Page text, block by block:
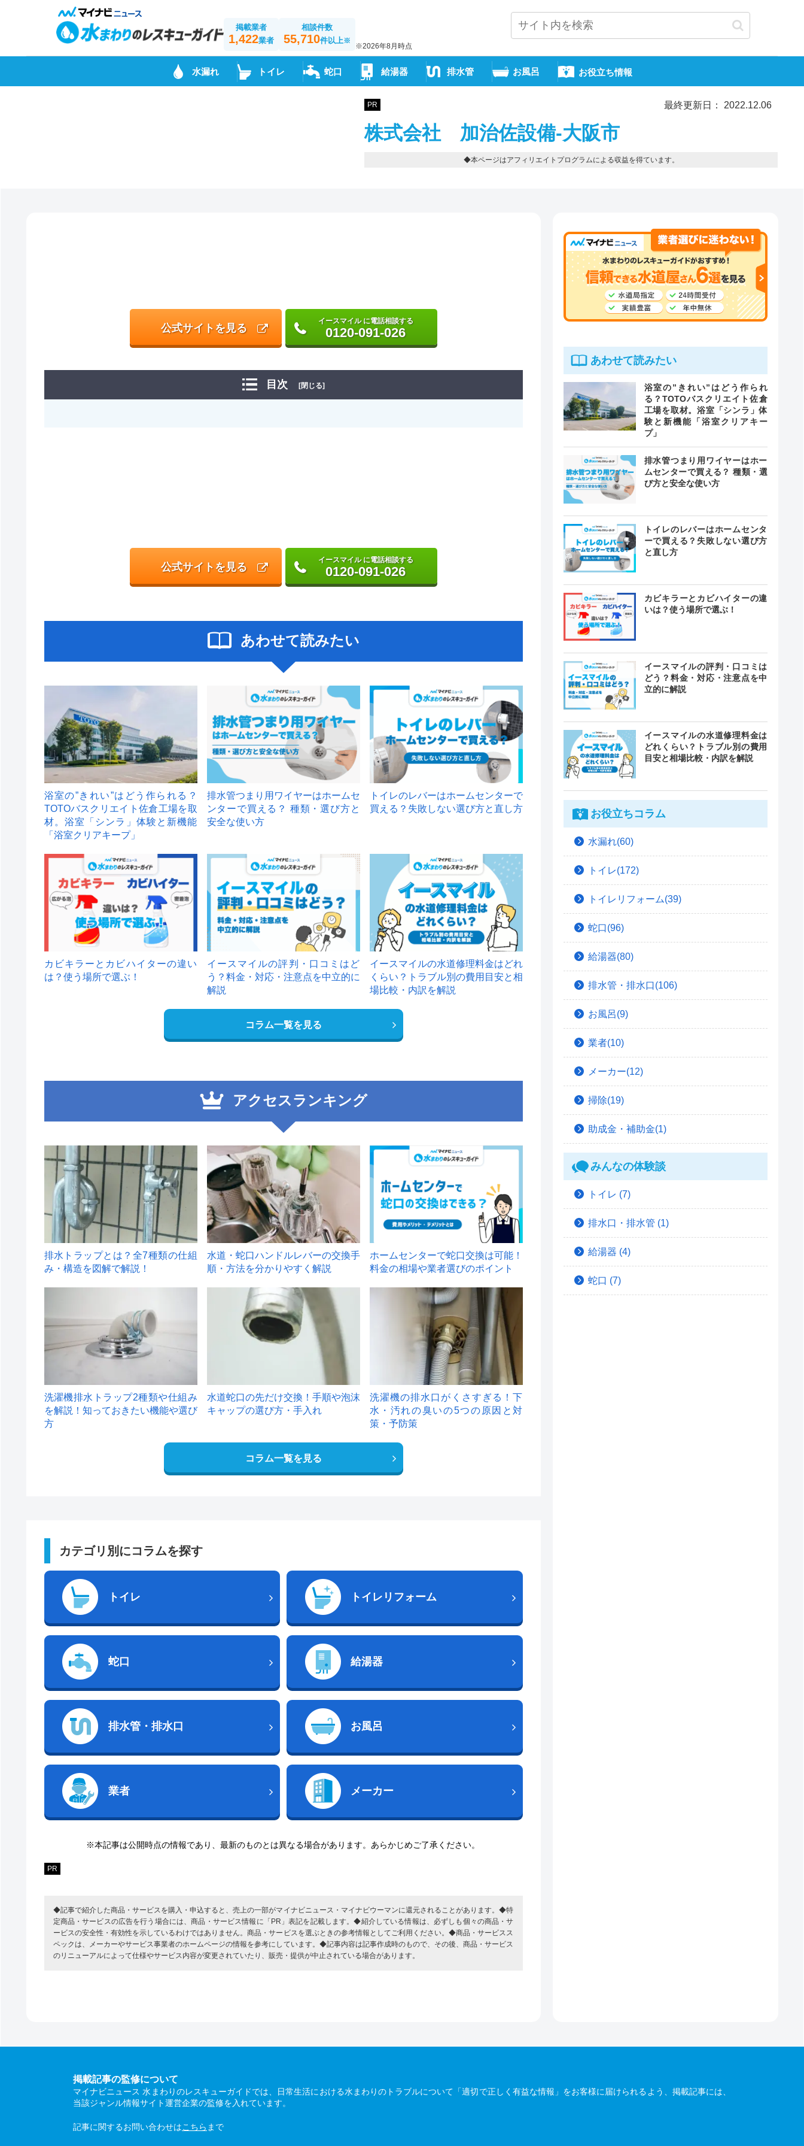
掲載業者
1,422業者
相談件数
55,710件以上※
※2026年8月時点
水漏れ トイレ 蛇口 給湯器 排水管 お風呂 お役立ち情報
PR 最終更新日： 2022.12.06
株式会社 加治佐設備-大阪市
◆本ページはアフィリエイトプログラムによる収益を得ています。
公式サイトを見る
イースマイル に電話相談する
0120-091-026
目次 [閉じる]
公式サイトを見る
イースマイル に電話相談する
0120-091-026
あわせて読みたい
浴室の”きれい”はどう作られる？
TOTOバスクリエイト佐倉工場を取
材。浴室「シンラ」体験と新機能
「浴室クリアキープ」
排水管つまり用ワイヤーはホームセ
ンターで買える？ 種類・選び方と
安全な使い方
トイレのレバーはホームセンターで
買える？失敗しない選び方と直し方
カビキラーとカビハイターの違い
は？使う場所で選ぶ！
イースマイルの評判・口コミはど
う？料金・対応・注意点を中立的に
解説
イースマイルの水道修理料金はどれ
くらい？トラブル別の費用目安と相
場比較・内訳を解説
コラム一覧を見る
アクセスランキング
1
排水トラップとは？全7種類の仕組
み・構造を図解で解説！
2
水道・蛇口ハンドルレバーの交換手
順・方法を分かりやすく解説
ホームセンターで蛇口交換は可能！
料金の相場や業者選びのポイント
洗濯機排水トラップ2種類や仕組み
を解説！知っておきたい機能や選び
方
水道蛇口の先だけ交換！手順や泡沫
キャップの選び方・手入れ
洗濯機の排水口がくさすぎる！下
水・汚れの臭いの5つの原因と対
策・予防策
コラム一覧を見る
カテゴリ別にコラムを探す
トイレ トイレリフォーム
蛇口 給湯器
排水管・排水口 お風呂
業者 メーカー
※本記事は公開時点の情報であり、最新のものとは異なる場合があります。あらかじめご了承ください。
PR
◆記事で紹介した商品・サービスを購入・申込すると、売上の一部がマイナビニュース・マイナビウーマンに還元されることがあります。◆特
定商品・サービスの広告を行う場合には、商品・サービス情報に「PR」表記を記載します。◆紹介している情報は、必ずしも個々の商品・サ
ービスの安全性・有効性を示しているわけではありません。商品・サービスを選ぶときの参考情報としてご利用ください。◆商品・サービスス
ペックは、メーカーやサービス事業者のホームページの情報を参考にしています。◆記事内容は記事作成時のもので、その後、商品・サービス
のリニューアルによって仕様やサービス内容が変更されていたり、販売・提供が中止されている場合があります。
あわせて読みたい
浴室の”きれい”はどう作られ
る？TOTOバスクリエイト佐倉
工場を取材。浴室「シンラ」体
験と新機能「浴室クリアキー
プ」
排水管つまり用ワイヤーはホー
ムセンターで買える？ 種類・選
び方と安全な使い方
トイレのレバーはホームセンタ
ーで買える？失敗しない選び方
と直し方
カビキラーとカビハイターの違
いは？使う場所で選ぶ！
イースマイルの評判・口コミは
どう？料金・対応・注意点を中
立的に解説
イースマイルの水道修理料金は
どれくらい？トラブル別の費用
目安と相場比較・内訳を解説
お役立ちコラム
水漏れ(60)
トイレ(172)
トイレリフォーム(39)
蛇口(96)
給湯器(80)
排水管・排水口(106)
お風呂(9)
業者(10)
メーカー(12)
掃除(19)
助成金・補助金(1)
みんなの体験談
トイレ (7)
排水口・排水管 (1)
給湯器 (4)
蛇口 (7)
掲載記事の監修について
マイナビニュース 水まわりのレスキューガイドでは、日常生活における水まわりのトラブルについて「適切で正しく有益な情報」をお客様に届けられるよう、掲載記事には、
当該ジャンル情報サイト運営企業の監修を入れています。
記事に関するお問い合わせはこちら まで